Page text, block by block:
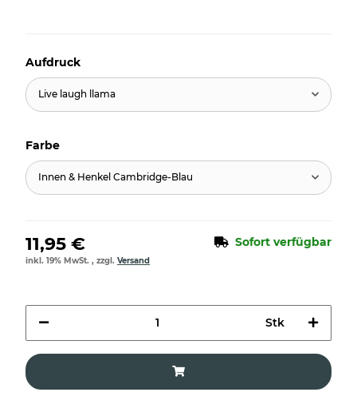
Aufdruck
Live laugh llama
Farbe
Innen & Henkel Cambridge-Blau
11,95 € Sofort verfügbar
inkl. 19% MwSt. , zzgl. Versand
Stk